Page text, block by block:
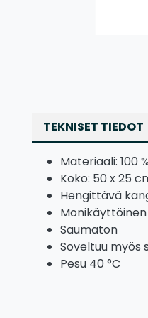
TEKNISET TIEDOT
Materiaali: 100
Koko: 50 x 25
Hengittävä
Monikäyttöinen
Saumaton
Soveltuu myös
Pesu 40 °C